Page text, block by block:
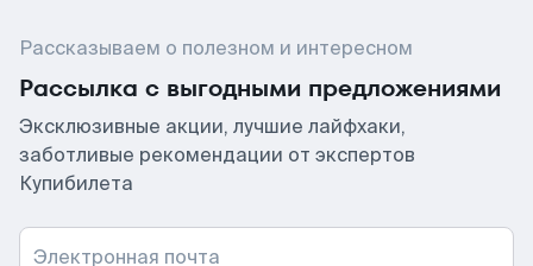
Рассказываем о полезном и интересном
Рассылка с выгодными предложениями
Эксклюзивные акции, лучшие лайфхаки,
заботливые рекомендации от экспертов
Купибилета
Электронная почта